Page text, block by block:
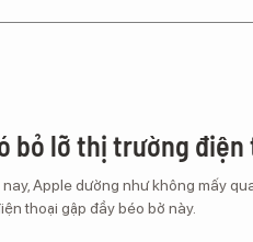
bỏ lỡ thị trường điện
Apple dường như không mấy
thoại gập đầy béo bở này.